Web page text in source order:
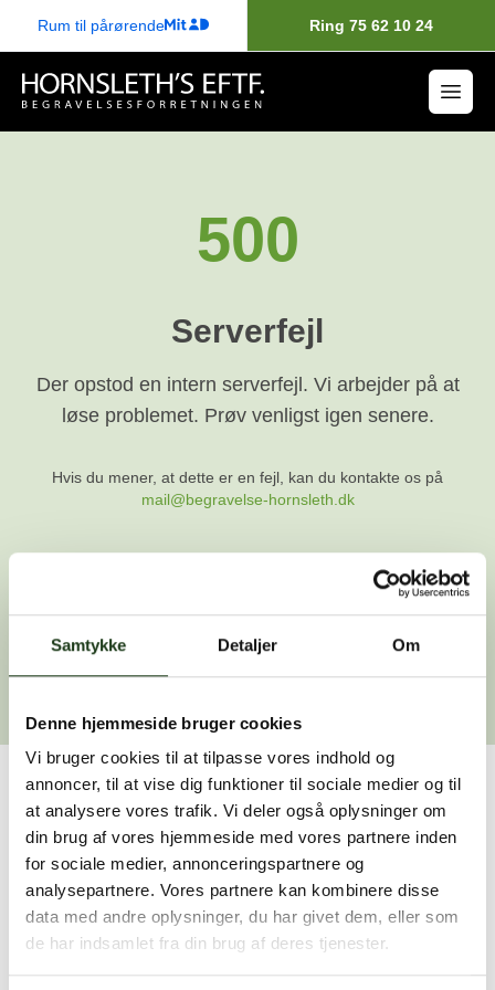
Samtykke Detaljer Om
Denne hjemmeside bruger cookies
Vi bruger cookies til at tilpasse vores indhold og
annoncer, til at vise dig funktioner til sociale medier og til
at analysere vores trafik. Vi deler også oplysninger om
din brug af vores hjemmeside med vores partnere inden
for sociale medier, annonceringspartnere og
analysepartnere. Vores partnere kan kombinere disse
data med andre oplysninger, du har givet dem, eller som
de har indsamlet fra din brug af deres tjenester.
Rum til pårørende Ring 75 62 10 24
500
Serverfejl
Der opstod en intern serverfejl. Vi arbejder på at
løse problemet. Prøv venligst igen senere.
Hvis du mener, at dette er en fejl, kan du kontakte os på
mail@begravelse-hornsleth.dk
Gå tilbage
Har du brug for hjælp?
Vi er her for at hjælpe dig. Du er velkommen til at kontakte
os, hvis du har spørgsmål eller brug for assistance.
59 45 10 14
Find nærmeste afdeling